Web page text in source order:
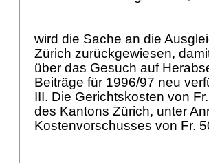
wird die Sache an die
Zürich zurückgewiesen,
über das Gesuch auf
Beiträge für 1996/97 neu
III. Die Gerichtskosten von
des Kantons Zürich, unter
Kostenvorschusses von Fr.